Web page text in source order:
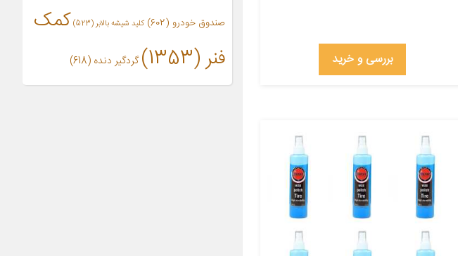
بررسی و خرید
صندوق خودرو (602) کلید شیشه بالابر(523)
کمک
فنر(1353) گردگیر دنده (618)